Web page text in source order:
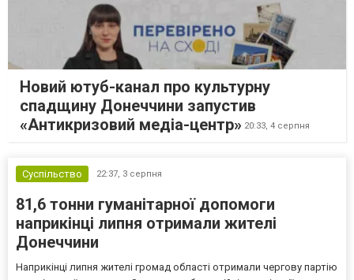
Новий ютуб-канал про культурну
спадщину Донеччини запустив
«Антикризовий медіа-центр» 20:33, 4 серпня
Суспільство 22:37, 3 серпня
81,6 тонни гуманітарної допомоги
наприкінці липня отримали жителі
Донеччини
Наприкінці липня жителі громад області отримали чергову партію